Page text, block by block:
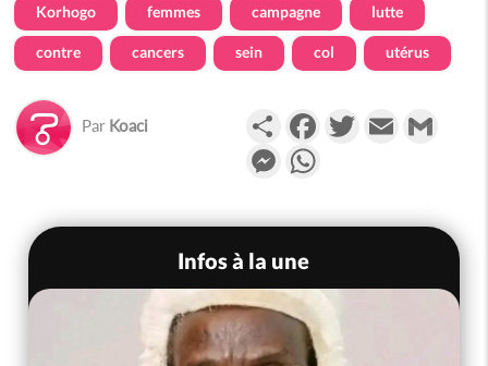
Korhogo femmes campagne lutte
contre cancers sein col utérus
Par Koaci PartagerFacebookTwitterEmail
Messenger
Infos à la une